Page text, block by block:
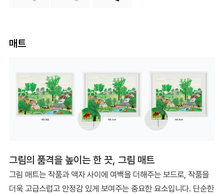
매트
그림의 품격을 높이는 한 끗, 그림 매트
그림 매트는 작품과 액자 사이에 여백을 더해주는 보드로, 작품을
더욱 고급스럽고 안정감 있게 보여주는 중요한 요소입니다. 단순한